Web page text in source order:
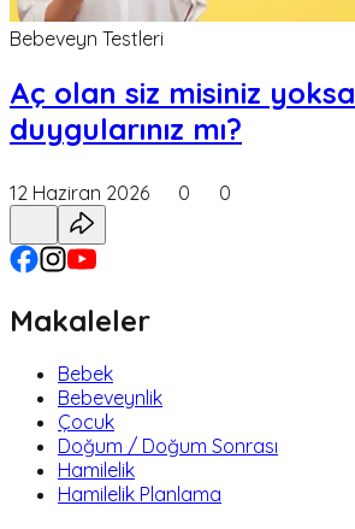
Bebeveyn Testleri
Aç olan siz misiniz yoksa
duygularınız mı?
12 Haziran 2026 0 0
Makaleler
Bebek
Bebeveynlik
Çocuk
Doğum / Doğum Sonrası
Hamilelik
Hamilelik Planlama